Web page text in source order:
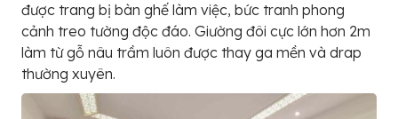
được trang bị bàn ghế làm việc, bức tranh phong
cảnh treo tường độc đáo. Giường đôi cực lớn hơn 2m
làm từ gỗ nâu trầm luôn được thay ga mền và drap
thường xuyên.